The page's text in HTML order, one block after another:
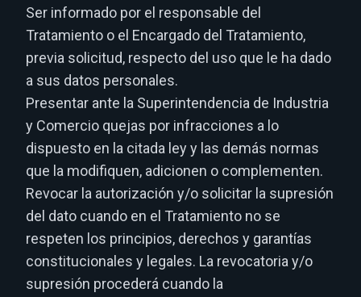
Ser informado por el responsable del
Tratamiento o el Encargado del Tratamiento,
previa solicitud, respecto del uso que le ha dado
a sus datos personales.
Presentar ante la Superintendencia de Industria
y Comercio quejas por infracciones a lo
dispuesto en la citada ley y las demás normas
que la modifiquen, adicionen o complementen.
Revocar la autorización y/o solicitar la supresión
del dato cuando en el Tratamiento no se
respeten los principios, derechos y garantías
constitucionales y legales. La revocatoria y/o
supresión procederá cuando la